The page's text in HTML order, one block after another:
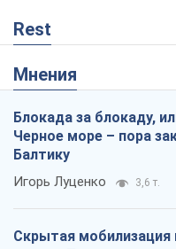
Rest
Мнения
Блокада за блокаду,
Черное море – пора
Балтику
Игорь Луценко 3,6 т.
Скрытая мобилизация